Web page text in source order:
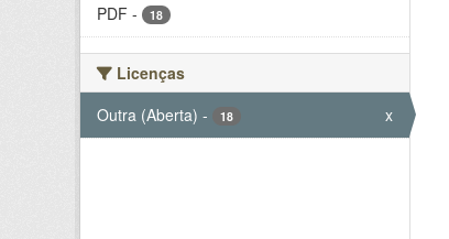
PDF - 18
Licenças
Outra (Aberta) - 18 x